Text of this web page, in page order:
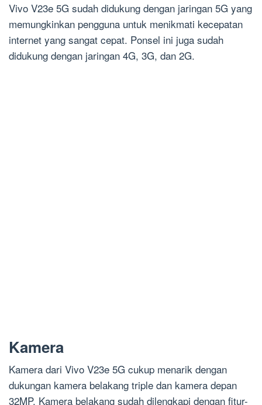
Vivo V23e 5G sudah didukung dengan jaringan 5G yang
memungkinkan pengguna untuk menikmati kecepatan
internet yang sangat cepat. Ponsel ini juga sudah
didukung dengan jaringan 4G, 3G, dan 2G.
Kamera
Kamera dari Vivo V23e 5G cukup menarik dengan
dukungan kamera belakang triple dan kamera depan
32MP. Kamera belakang sudah dilengkapi dengan fitur-